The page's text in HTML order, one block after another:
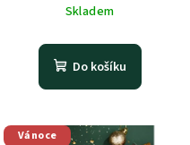
Skladem
Do košíku
Vánoce